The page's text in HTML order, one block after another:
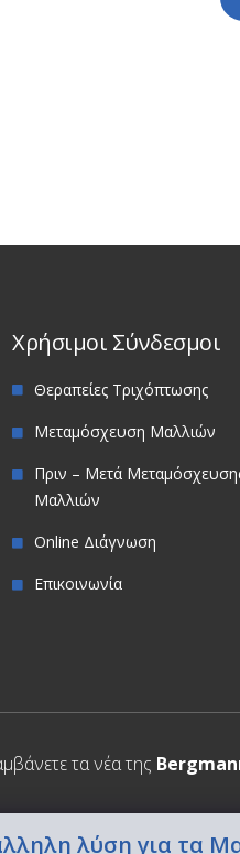
Χρήσιμοι Σύνδεσμοι
Θεραπείες Τριχόπτωσης
Μεταμόσχευση Μαλλιών
Πριν – Μετά
Μαλλιών
Online Διάγνωση
Επικοινωνία
τα νέα της
λύση για τα